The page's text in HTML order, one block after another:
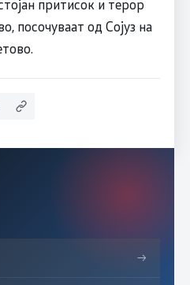
притисок и терор
посочуваат од Сојуз на
→